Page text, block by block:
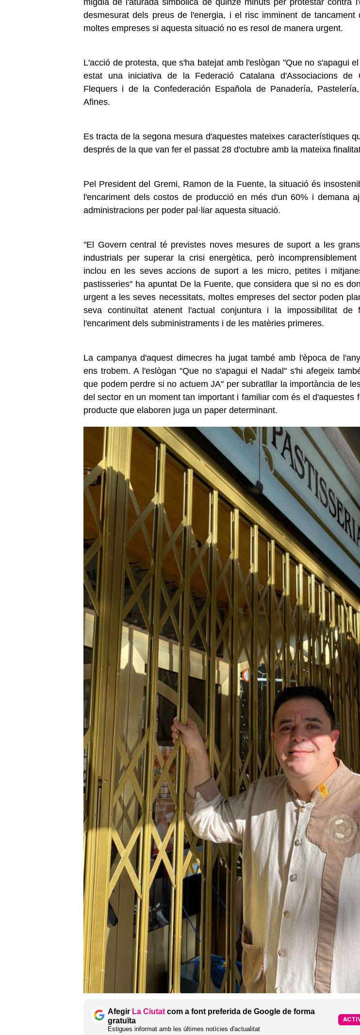
desmesurat dels preus de l'energia, i el risc imminent de tancament
moltes empreses si aquesta situació no es resol de manera urgent.
L'acció de protesta, que s'ha batejat amb l'eslògan "Que no s'apagui
estat una iniciativa de la Federació Catalana d'Associacions de
Flequers i de la Confederación Española de Panadería,
Afines.
Es tracta de la segona mesura d'aquestes mateixes característiques
després de la que van fer el passat 28 d'octubre amb la mateixa
Pel President del Gremi, Ramon de la Fuente, la situació és
l'encariment dels costos de producció en més d'un 60% i demana
administracions per poder pal·liar aquesta situació.
"El Govern central té previstes noves mesures de suport a les
industrials per superar la crisi energètica, però
inclou en les seves accions de suport a les micro, petites i
pastisseries" ha apuntat De la Fuente, que considera que si no es
urgent a les seves necessitats, moltes empreses del sector poden
seva continuïtat atenent l'actual conjuntura i la impossibilitat de
l'encariment dels subministraments i de les matèries primeres.
La campanya d'aquest dimecres ha jugat també amb l'època de
ens trobem. A l'eslògan "Que no s'apagui el Nadal" s'hi afegeix
que podem perdre si no actuem JA" per subratllar la importància de
del sector en un moment tan important i familiar com és el d'aquestes
producte que elaboren juga un paper determinant.
Afegir La Ciutat com a font preferida de Google de forma
gratuïta
Estigues informat amb les últimes notícies d'actualitat